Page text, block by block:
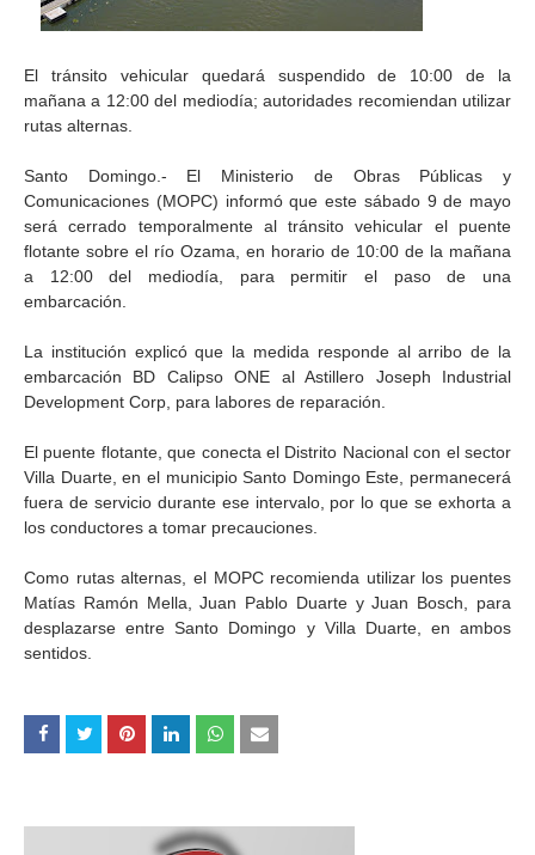
El tránsito vehicular quedará suspendido de 10:00 de la
mañana a 12:00 del mediodía; autoridades recomiendan utilizar
rutas alternas.
Santo Domingo.- El Ministerio de Obras Públicas y
Comunicaciones (MOPC) informó que este sábado 9 de mayo
será cerrado temporalmente al tránsito vehicular el puente
flotante sobre el río Ozama, en horario de 10:00 de la mañana
a 12:00 del mediodía, para permitir el paso de una
embarcación.
La institución explicó que la medida responde al arribo de la
embarcación BD Calipso ONE al Astillero Joseph Industrial
Development Corp, para labores de reparación.
El puente flotante, que conecta el Distrito Nacional con el sector
Villa Duarte, en el municipio Santo Domingo Este, permanecerá
fuera de servicio durante ese intervalo, por lo que se exhorta a
los conductores a tomar precauciones.
Como rutas alternas, el MOPC recomienda utilizar los puentes
Matías Ramón Mella, Juan Pablo Duarte y Juan Bosch, para
desplazarse entre Santo Domingo y Villa Duarte, en ambos
sentidos.